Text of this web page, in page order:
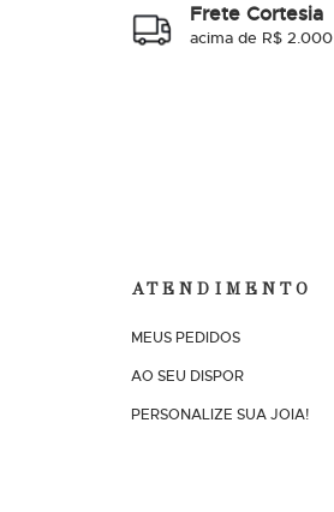
Frete Cortesia
acima de R$ 2.000
ATENDIMENTO
MEUS PEDIDOS
AO SEU DISPOR
PERSONALIZE SUA JOIA!